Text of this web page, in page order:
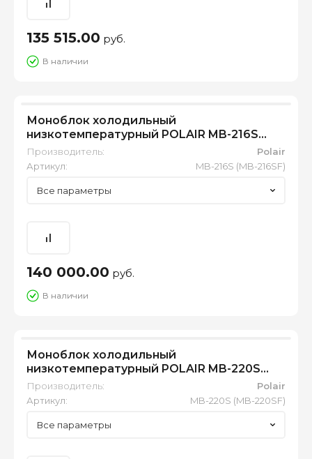
135 515.00 руб.
В наличии
Моноблок холодильный
низкотемпературный POLAIR MB-216S
(MB-216SF)
Производитель:
Polair
Артикул:
MB-216S (MB-216SF)
Все параметры
140 000.00 руб.
В наличии
Моноблок холодильный
низкотемпературный POLAIR MB-220S
(MB-220SF)
Производитель:
Polair
Артикул:
MB-220S (MB-220SF)
Все параметры